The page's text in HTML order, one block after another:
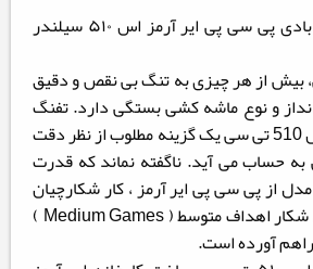
نگاه اجمالی به تفنگ بادی پی سی پی ایر آرمز اس ۵۱۰ سیلندر
بیش از هر چیزی به تنگ بی نقص و دقیق
و نوع ماشه کشی بستگی دارد. تفنگ
پی سی پی ایر آرمز اس 510 تی سی یک گزینه مطلوب از نظر دقت
حساب می آید. ناگفته نماند که قدرت
از پی سی پی ایر آرمز ، کار شکارچیان
را ساده کرده و امکان شکار اهداف متوسط ( Medium Games )
آورده است.